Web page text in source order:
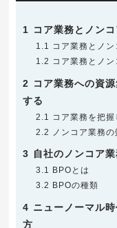
1 コア業務とノン
1.1 コア業務とノ
1.2 コア業務とノ
2 コア業務への資
する
2.1
コア業務を把
2.2
ノンコア業務
3 自社のノンコア
3.1 BPOとは
3.2 BPOの種類
4 ニューノーマル
方